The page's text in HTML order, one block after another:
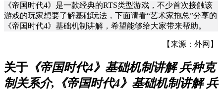
《帝国时代4》是一款经典的RTS类型游戏，不少首次接触该
游戏的玩家想要了解基础玩法，下面请看“艺术家拖总”分享的
《帝国时代4》基础机制讲解，希望能够给大家带来帮助。
【来源：外网】
关于 《帝国时代4》基础机制讲解 兵种克
制关系介,《帝国时代4》基础机制讲解 兵